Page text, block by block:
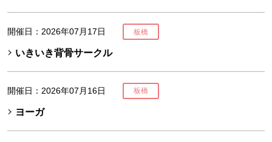
開催日：2026年07月17日 板橋
いきいき背骨サークル
開催日：2026年07月16日 板橋
ヨーガ